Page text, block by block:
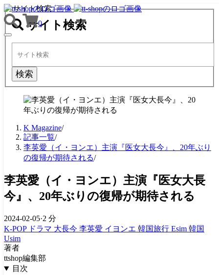
0
TOGGLE
NAVIGATION
サイト検索
サイト検索
検索
K Magazine/
記事一覧/
李英愛（イ・ヨンエ）主演『医女大長今』、20年ぶり
の復帰が期待される/
李英愛（イ・ヨンエ）主演『医女大長
今』、20年ぶりの復帰が期待される
2024-02-05·2 分
K-POP ドラマ 大長今 李英愛 イヨンエ 韓国旅行 Esim 韓国
Usim
著者
ttshop編集部
目次